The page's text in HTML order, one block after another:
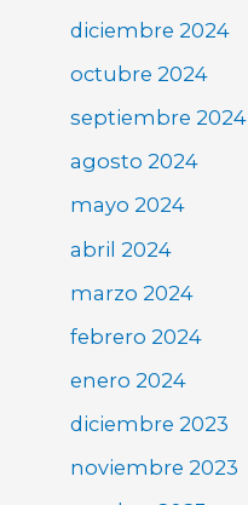
diciembre 2024
octubre 2024
septiembre 2024
agosto 2024
mayo 2024
abril 2024
marzo 2024
febrero 2024
enero 2024
diciembre 2023
noviembre 2023